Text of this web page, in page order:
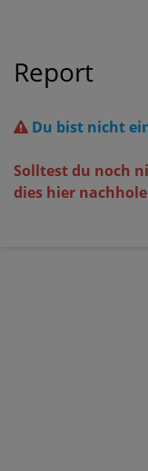
Report
Du bist nicht
Solltest du noch
dies hier